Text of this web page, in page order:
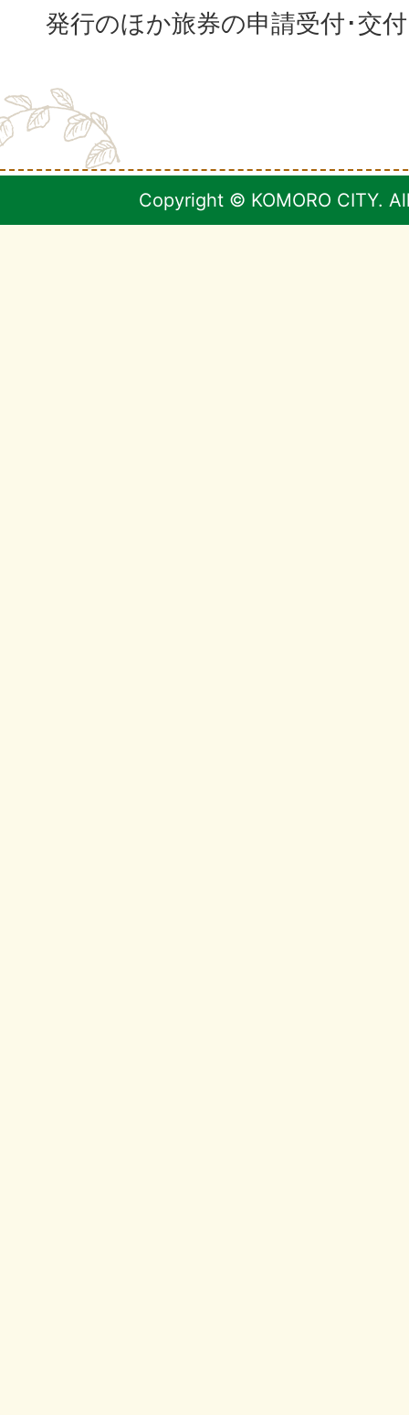
発行のほか旅券の申請受付･交
Copyright © KOMORO CITY.